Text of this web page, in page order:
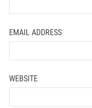
EMAIL ADDRESS
WEBSITE